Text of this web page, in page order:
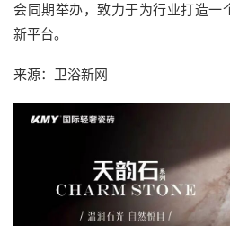
会同期举办，致力于为行业打造一
新平台。
来源：卫浴新网